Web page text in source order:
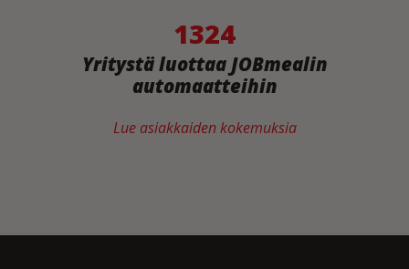
1324
Yritystä luottaa JOBmealin
automaatteihin
Lue asiakkaiden kokemuksia